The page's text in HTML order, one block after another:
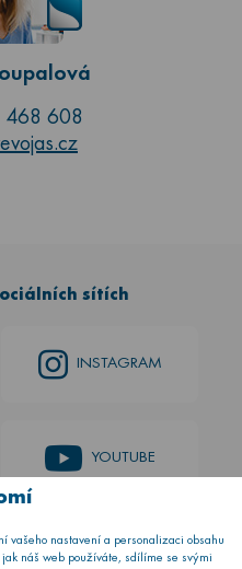
468 608
sítích
INSTAGRAM
YOUTUBE
vašeho nastavení a personalizaci obsahu
náš web používáte, sdílíme se svými